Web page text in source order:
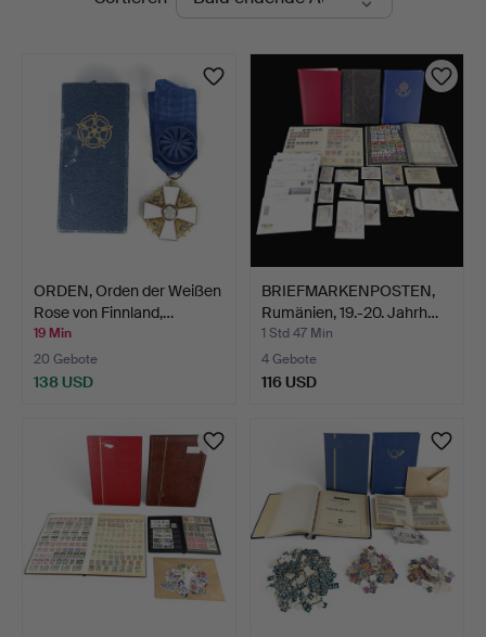
Roslagens
Auktionsverk
ORDEN, Orden der Weißen
Rose von Finnland,…
19 Min
20 Gebote
138 USD
BRIEFMARKENPOSTEN,
Rumänien, 19.-20. Jahrh…
1 Std 47 Min
4 Gebote
116 USD